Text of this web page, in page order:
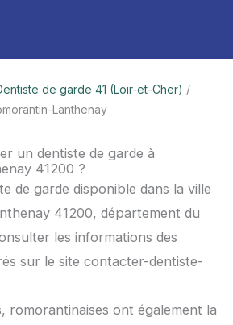
de garde 41 (Loir-et-Cher) /
Lanthenay
un dentiste de garde à
41200 ?
de garde disponible dans la ville
41200, département du
les informations des
sur le site contacter-dentiste-
romorantinaises ont également la